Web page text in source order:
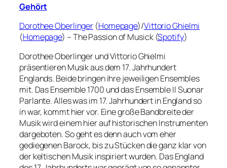
Gehört
Dorothee Oberlinger (Homepage)/Vittorio Ghielmi
(Homepage) – The Passion of Musick (Spotify)
Dorothee Oberlinger und Vittorio Ghielmi
präsentieren Musik aus dem 17. Jahrhundert
Englands. Beide bringen ihre jeweiligen Ensembles
mit. Das Ensemble 1700 und das Ensemble Il Suonar
Parlante. Alles was im 17. Jahrhundert in England so
in war, kommt hier vor. Eine große Bandbreite der
Musik wird einem hier auf historischen Instrumenten
dargeboten. So geht es denn auch vom eher
gediegenen Barock, bis zu Stücken die ganz klar von
der keltischen Musik inspiriert wurden. Das England